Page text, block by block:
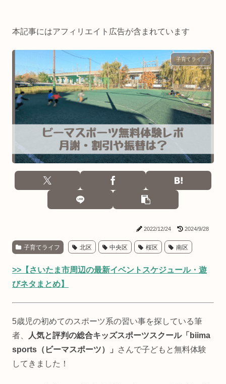
本記事にはアフィリエイト広告が含まれています
子育てライフ
2022/12/24 2024/9/28
子育てライフ 北区 中央区 桜区 南区
>>【さいたま市周辺の最新イベントスケジュール・遊
びネタまとめ】
5歳児の初めてのスポーツ系の習い事を探している筆
者、
人気と評判の総合キッズスポーツスクール「biima
sports（ビーマスポーツ）」
さんで子どもと無料体験
してきました！